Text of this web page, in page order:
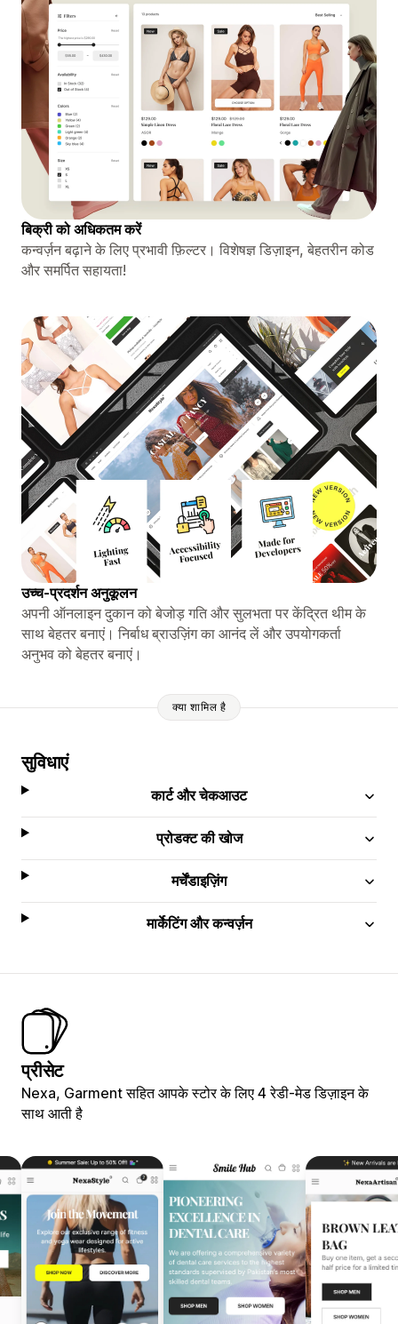
बिक्री को अधिकतम करें
कन्वर्ज़न बढ़ाने के लिए प्रभावी फ़िल्टर। विशेषज्ञ डिज़ाइन, बेहतरीन कोड
और समर्पित सहायता!
उच्च-प्रदर्शन अनुकूलन
अपनी ऑनलाइन दुकान को बेजोड़ गति और सुलभता पर केंद्रित थीम के
साथ बेहतर बनाएं। निर्बाध ब्राउज़िंग का आनंद लें और उपयोगकर्ता
अनुभव को बेहतर बनाएं।
क्या शामिल है
सुविधाएं
कार्ट और चेकआउट
प्रोडक्ट की खोज
मर्चेंडाइज़िंग
मार्केटिंग और कन्वर्ज़न
प्रीसेट
Nexa, Garment सहित आपके स्टोर के लिए 4 रेडी-मेड डिज़ाइन के
साथ आती है